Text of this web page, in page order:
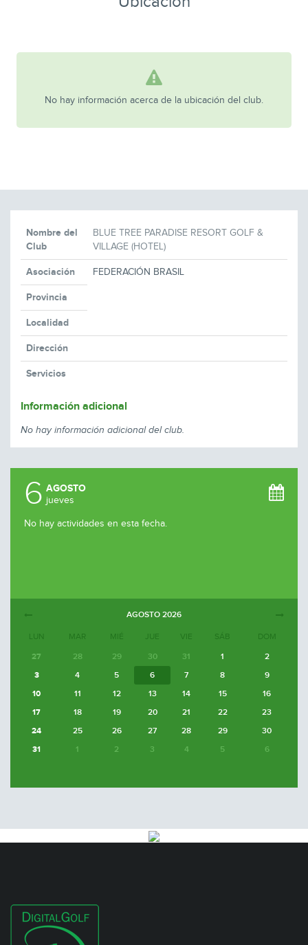
No hay información acerca de la ubicación del club.
Nombre del
Club
BLUE TREE PARADISE RESORT GOLF &
VILLAGE (HOTEL)
Asociación FEDERACIÓN BRASIL
Provincia
Localidad
Dirección
Servicios
Información adicional
No hay información adicional del club.
6 AGOSTO
jueves
No hay actividades en esta fecha.
AGOSTO 2026
LUN MAR MIÉ JUE VIE SÁB DOM
27 28 29 30 31 1
2
3
4 5 6 7 8
9
10
11 12 13 14 15
16
17
18 19 20 21 22
23
24
25 26 27 28 29
30
31
1 2 3 4 5 6